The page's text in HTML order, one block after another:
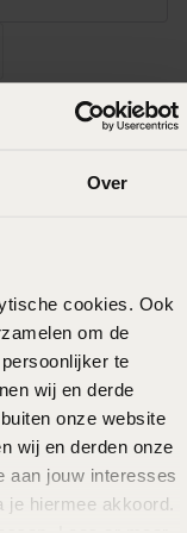
Over
cookies. Ook
om de
te
wij en derde
onze website
wij en derden onze
aan jouw interesses
je hiermee akkoord.